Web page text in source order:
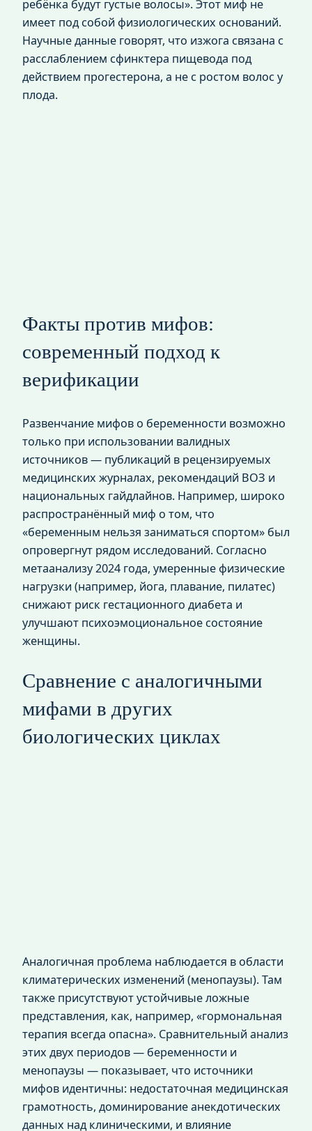
ребёнка будут густые волосы». Этот миф не
имеет под собой физиологических оснований.
Научные данные говорят, что изжога связана с
расслаблением сфинктера пищевода под
действием прогестерона, а не с ростом волос у
плода.
Факты против мифов:
современный подход к
верификации
Развенчание мифов о беременности возможно
только при использовании валидных
источников — публикаций в рецензируемых
медицинских журналах, рекомендаций ВОЗ и
национальных гайдлайнов. Например, широко
распространённый миф о том, что
«беременным нельзя заниматься спортом» был
опровергнут рядом исследований. Согласно
метаанализу 2024 года, умеренные физические
нагрузки (например, йога, плавание, пилатес)
снижают риск гестационного диабета и
улучшают психоэмоциональное состояние
женщины.
Сравнение с аналогичными
мифами в других
биологических циклах
Аналогичная проблема наблюдается в области
климатерических изменений (менопаузы). Там
также присутствуют устойчивые ложные
представления, как, например, «гормональная
терапия всегда опасна». Сравнительный анализ
этих двух периодов — беременности и
менопаузы — показывает, что источники
мифов идентичны: недостаточная медицинская
грамотность, доминирование анекдотических
данных над клиническими, и влияние